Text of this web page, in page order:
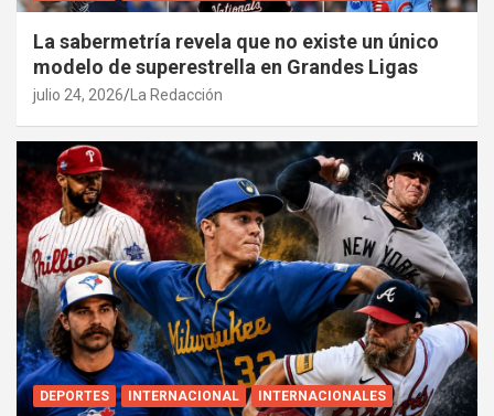
La sabermetría revela que no existe un único
modelo de superestrella en Grandes Ligas
julio 24, 2026 La Redacción
DEPORTES INTERNACIONAL INTERNACIONALES